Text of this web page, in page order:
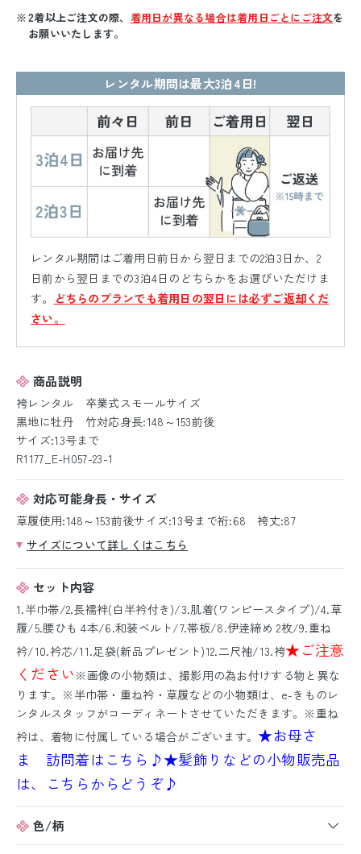
2着以上ご注文の際、 着用日が異なる場合は着用日ごとにご注文を
お願いいたします。
レンタル期間は最大3泊4日!
レンタル期間はご着用日前日から翌日までの2泊3日か、2
日前から翌日までの3泊4日のどちらかをお選びいただけま
す。
どちらのプランでも着用日の翌日には必ずご返却くだ
さい。
商品説明
袴レンタル 卒業式スモールサイズ
黒地に牡丹 竹対応身長:148～153前後
サイズ:13号まで
R1177_E-H057-23-1
対応可能身長・サイズ
草履使用:148～153前後サイズ:13号まで裄:68 袴丈:87
サイズについて詳しくはこちら
セット内容
1.半巾帯/2.長襦袢(白半衿付き)/3.肌着(ワンピースタイプ)/4.草
履/5.腰ひも 4本/6.和装ベルト/7.帯板/8.伊逹締め 2枚/9.重ね
衿/10.衿芯/11.足袋(新品プレゼント)12.二尺袖/13.袴★ご注意
ください ※画像の小物類は、撮影用の為お付けする物と異な
ります。※半巾帯・重ね衿・草履などの小物類は、e-きものレ
ンタルスタッフがコーディネートさせていただきます。※重ね
衿は、着物に付属している場合がございます。★お母さ
ま 訪問着はこちら♪★髪飾りなどの小物販売品
は、こちらからどうぞ♪
色/柄